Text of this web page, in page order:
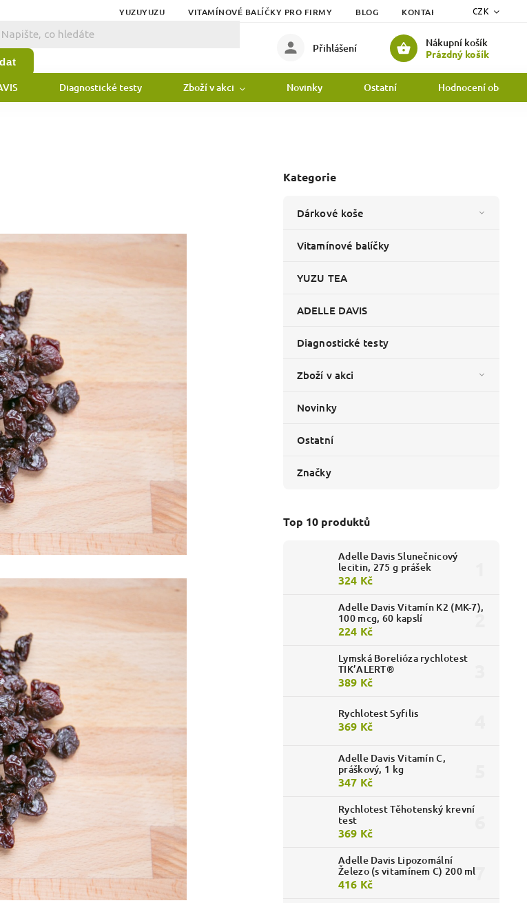
YUZUYUZU VITAMÍNOVÉ BALÍČKY PRO FIRMY BLOG KONTAKTY DOPRAVA
CZK
Nákupní košík
Prázdný košík
Přihlášení
Diagnostické testy Zboží v akci Novinky Ostatní Hodnocení obchodu
Kategorie
Dárkové koše
Vitamínové balíčky
YUZU TEA
ADELLE DAVIS
Diagnostické testy
Zboží v akci
Novinky
Ostatní
Značky
Top 10 produktů
Adelle Davis Slunečnicový
lecitin, 275 g prášek
324 Kč
Adelle Davis Vitamín K2 (MK-7),
100 mcg, 60 kapslí
224 Kč
Lymská Borelióza rychlotest
TIK’ALERT®
389 Kč
Rychlotest Syfilis
369 Kč
Adelle Davis Vitamín C,
práškový, 1 kg
347 Kč
Rychlotest Těhotenský krevní
test
369 Kč
Adelle Davis Lipozomální
Železo (s vitamínem C) 200 ml
416 Kč